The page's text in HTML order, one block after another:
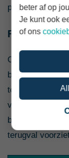
Financiële
Ondanks
blijven zzp’ers
toekomst. In
van € 59.000.
betere
terugval
beter af op
Je kunt ook
of ons